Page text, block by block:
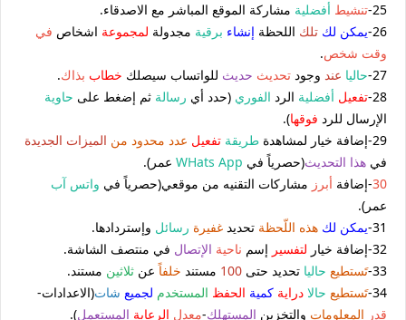
25- تنشيط أفضلية مشاركة الموقع المباشر مع الاصدقاء.
26- يمكن لك تلك اللحظة إنشاء برقية مجدولة لمجموعة اشخاص في
وقت شخص.
27- حاليا عند وجود تحديث حديث للواتساب سيصلك خطاب بذاك.
28- تفعيل أفضلية الرد الفوري (حدد أي رسالة ثم إضغط على حاوية
الإرسال للرد فوقها).
29-إضافة خيار لمشاهدة
طريقة تفعيل عدد محدود من الميزات الجديدة
في هذا التحديث(حصرياً في WHats App عمر).
30-إضافة أبرز مشاركات التقنيه من موقعي(حصرياً في واتس آب
عمر).
31- يمكن لك هذه اللّحظة تحديد غفيرة رسائل وإستردادها.
32-إضافة خيار
لتفسير إسم ناحية الإتصال في منتصف الشاشة.
33- تَستطيع حاليا تحديد حتى 100 مستند خلفاً عن ثلاثين مستند.
34- تَستطيع حالا دراية كمية الحفظ المستخدم لجميع شات(الاعدادات-
قدر المعلومات والتخزين المستهلك-معدل الرعاية المستعمل).